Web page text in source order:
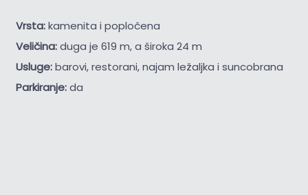
Vrsta:kamenita i popločena
Veličina:duga je 619 m, a široka 24 m
Usluge:barovi, restorani, najam ležaljka i suncobrana
Parkiranje:da